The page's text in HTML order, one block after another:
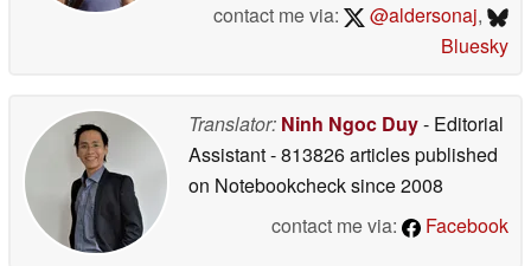
contact me via:
@aldersonaj,
Bluesky
Translator: Ninh Ngoc Duy- Editorial
Assistant- 813826 articles published
on Notebookchecksince 2008
contact me via:
Facebook